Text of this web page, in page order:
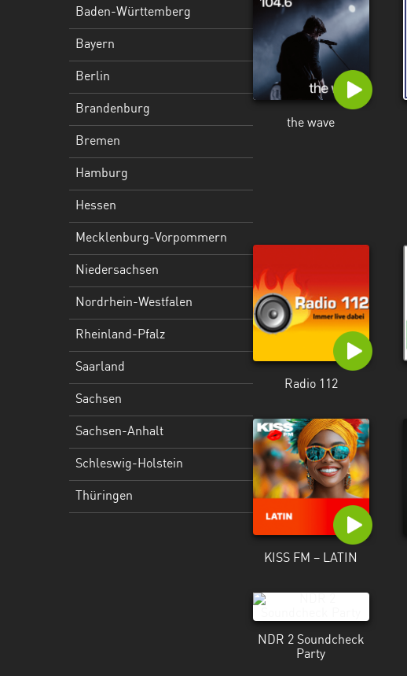
Mecklenburg-
Vorpommern
Niedersachsen
Nordrhein-
Westfalen
Rheinland-
Sachsen-
Thüringen
Baden-Württemberg
Bayern
Berlin
Brandenburg
Bremen
Hamburg
Hessen
Mecklenburg-Vorpommern
Niedersachsen
Nordrhein-Westfalen
Rheinland-Pfalz
Saarland
Sachsen
Sachsen-Anhalt
Schleswig-Holstein
Thüringen
the wave
Radio 112
KISS FM – LATIN
NDR 2 Soundcheck
Party